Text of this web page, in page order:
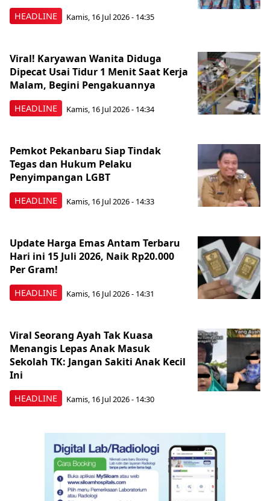
HEADLINE Kamis, 16 Jul 2026 - 14:35
HEADLINE
Viral! Karyawan Wanita Diduga
Dipecat Usai Tidur 1 Menit Saat Kerja
Malam, Begini Pengakuannya
Kamis, 16 Jul 2026 - 14:34
HEADLINE
Pemkot Pekanbaru Siap Tindak
Tegas dan Hukum Pelaku
Penyimpangan LGBT
Kamis, 16 Jul 2026 - 14:33
HEADLINE
Update Harga Emas Antam Terbaru
Hari ini 15 Juli 2026, Naik Rp20.000
Per Gram!
Kamis, 16 Jul 2026 - 14:31
HEADLINE
Viral Seorang Ayah Tak Kuasa
Menangis Lepas Anak Masuk
Sekolah TK: Jangan Sakiti Anak Kecil
Ini
Kamis, 16 Jul 2026 - 14:30